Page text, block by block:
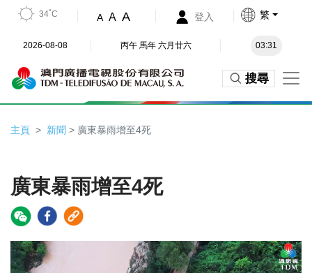
34˚C A A A 登入 繁
2026-08-08 丙午 馬年 六月廿六 03:31
搜尋
主頁 新聞 > 廣東暴雨增至4死
廣東暴雨增至4死